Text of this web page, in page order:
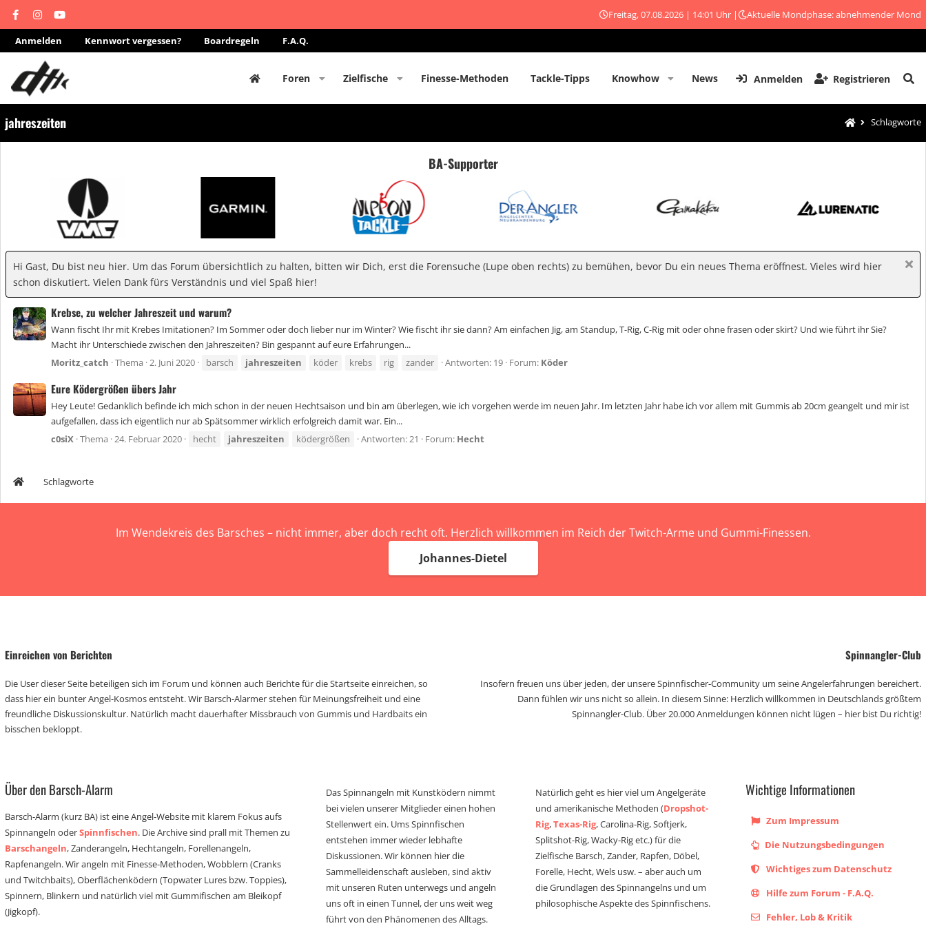
Freitag, 07.08.2026 | 14:01 Uhr | Aktuelle Mondphase: abnehmender Mond
Anmelden Kennwort vergessen? Boardregeln F.A.Q.
Foren Zielfische Finesse-Methoden Tackle-Tipps Knowhow News Anmelden Registrieren
jahreszeiten Schlagworte
BA-Supporter
Hi Gast, Du bist neu hier. Um das Forum übersichtlich zu halten, bitten wir Dich, erst die Forensuche (Lupe oben rechts) zu bemühen, bevor Du ein neues Thema eröffnest. Vieles wird hier
schon diskutiert. Vielen Dank fürs Verständnis und viel Spaß hier!
Krebse, zu welcher Jahreszeit und warum?
Wann fischt Ihr mit Krebes Imitationen? Im Sommer oder doch lieber nur im Winter? Wie fischt ihr sie dann? Am einfachen Jig, am Standup, T-Rig, C-Rig mit oder ohne frasen oder skirt? Und wie führt ihr Sie?
Macht ihr Unterschiede zwischen den Jahreszeiten? Bin gespannt auf eure Erfahrungen...
Moritz_catch Thema 2. Juni 2020 barsch jahreszeiten köder krebs rig zander Antworten: 19 Forum: Köder
Eure Ködergrößen übers Jahr
Hey Leute! Gedanklich befinde ich mich schon in der neuen Hechtsaison und bin am überlegen, wie ich vorgehen werde im neuen Jahr. Im letzten Jahr habe ich vor allem mit Gummis ab 20cm geangelt und mir ist
aufgefallen, dass ich eigentlich nur ab Spätsommer wirklich erfolgreich damit war. Ein...
c0siX Thema 24. Februar 2020 hecht jahreszeiten ködergrößen Antworten: 21 Forum: Hecht
Schlagworte
Im Wendekreis des Barsches – nicht immer, aber doch recht oft. Herzlich willkommen im Reich der Twitch-Arme und Gummi-Finessen.
Johannes-Dietel
Einreichen von Berichten
Die User dieser Seite beteiligen sich im Forum und können auch Berichte für die Startseite einreichen, so
dass hier ein bunter Angel-Kosmos entsteht. Wir Barsch-Alarmer stehen für Meinungsfreiheit und eine
freundliche Diskussionskultur. Natürlich macht dauerhafter Missbrauch von Gummis und Hardbaits ein
bisschen bekloppt.
Spinnangler-Club
Insofern freuen uns über jeden, der unsere Spinnfischer-Community um seine Angelerfahrungen bereichert.
Dann fühlen wir uns nicht so allein. In diesem Sinne: Herzlich willkommen in Deutschlands größtem
Spinnangler-Club. Über 20.000 Anmeldungen können nicht lügen – hier bist Du richtig!
Über den Barsch-Alarm
Barsch-Alarm (kurz BA) ist eine Angel-Website mit klarem Fokus aufs
Spinnangeln oderSpinnfischen. Die Archive sind prall mit Themen zu
Barschangeln, Zanderangeln, Hechtangeln, Forellenangeln,
Rapfenangeln. Wir angeln mit Finesse-Methoden, Wobblern (Cranks
und Twitchbaits), Oberflächenködern (Topwater Lures bzw. Toppies),
Spinnern, Blinkern und natürlich viel mit Gummifischen am Bleikopf
(Jigkopf).
Das Spinnangeln mit Kunstködern nimmt
bei vielen unserer Mitglieder einen hohen
Stellenwert ein. Ums Spinnfischen
entstehen immer wieder lebhafte
Diskussionen. Wir können hier die
Sammelleidenschaft ausleben, sind aktiv
mit unseren Ruten unterwegs und angeln
uns oft in einen Tunnel, der uns weit weg
führt von den Phänomenen des Alltags.
Natürlich geht es hier viel um Angelgeräte
und amerikanische Methoden (Dropshot-
Rig,Texas-Rig, Carolina-Rig, Softjerk,
Splitshot-Rig, Wacky-Rig etc.) für die
Zielfische Barsch, Zander, Rapfen, Döbel,
Forelle, Hecht, Wels usw. – aber auch um
die Grundlagen des Spinnangelns und um
philosophische Aspekte des Spinnfischens.
Wichtige Informationen
Zum Impressum
Die Nutzungsbedingungen
Wichtiges zum Datenschutz
Hilfe zum Forum - F.A.Q.
Fehler, Lob & Kritik